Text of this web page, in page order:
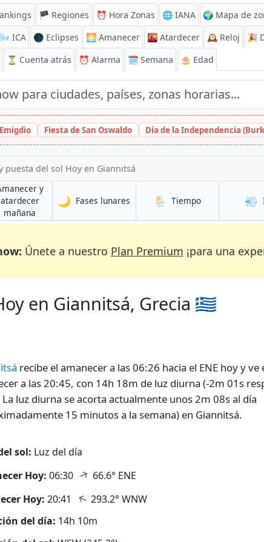
🏴 Regiones ⏰ Hora Zonas 🌐 IANA 🌍 Mapa de
🌬️ ICA 🌑 Eclipses 🌅 Amanecer 🌇 Atardecer 🕰️ Reloj 🎉
⏳ Cuenta atrás ⏰ Alarma 🗓️ Semana 🎂 Edad
Fiesta de San Oswaldo Día de la Independencia
puesta del sol Hoy en Giannitsá
y
atardecer
mañana
🌙 Fases lunares en Giannitsá
🌦️ Tiempoen Giannitsá💨
Únete a nuestro Plan Premium ¡para una
en Giannitsá, Grecia 🇬🇷
recibe el amanecer a las 06:26 hacia el ENE hoy y ve
a las 20:45, con 14h 18m de luz diurna (-2m 01s
luz diurna se acorta actualmente unos 2m 08s al día
15 minutos a la semana) en Giannitsá.
sol: Luz del día
Hoy: 06:30 ↑ 66.6° ENE
Hoy: 20:41 ↑ 293.2° WNW
del día: 14h 10m